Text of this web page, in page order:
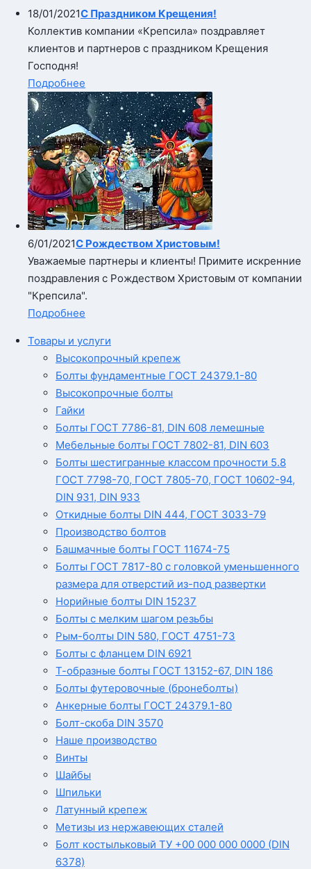
18/01/2021С Праздником Крещения!
Коллектив компании «Крепсила» поздравляет
клиентов и партнеров с праздником Крещения
Господня!
Подробнее
6/01/2021С Рождеством Христовым!
Уважаемые партнеры и клиенты! Примите искренние
поздравления с Рождеством Христовым от компании
"Крепсила".
Подробнее
Товары и услуги
Высокопрочный крепеж
Болты фундаментные ГОСТ 24379.1-80
Высокопрочные болты
Гайки
Болты ГОСТ 7786-81, DIN 608 лемешные
Мебельные болты ГОСТ 7802-81, DIN 603
Болты шестигранные классом прочности 5.8
ГОСТ 7798-70, ГОСТ 7805-70, ГОСТ 10602-94,
DIN 931, DIN 933
Откидные болты DIN 444, ГОСТ 3033-79
Производство болтов
Башмачные болты ГОСТ 11674-75
Болты ГОСТ 7817-80 с головкой уменьшенного
размера для отверстий из-под развертки
Норийные болты DIN 15237
Болты с мелким шагом резьбы
Рым-болты DIN 580, ГОСТ 4751-73
Болты с фланцем DIN 6921
Т-образные болты ГОСТ 13152-67, DIN 186
Болты футеровочные (бронеболты)
Анкерные болты ГОСТ 24379.1-80
Болт-скоба DIN 3570
Наше производство
Винты
Шайбы
Шпильки
Латунный крепеж
Метизы из нержавеющих сталей
Болт костыльковый ТУ +00 000 000 0000 (DIN
6378)